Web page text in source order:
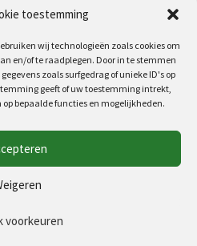
toestemming
wij technologieën zoals cookies om
en/of te raadplegen. Door in te stemmen
zoals surfgedrag of unieke ID's op
geeft of uw toestemming intrekt,
bepaalde functies en mogelijkheden.
voorkeuren
gebied van service, machinale
voorwaarden
(EU)